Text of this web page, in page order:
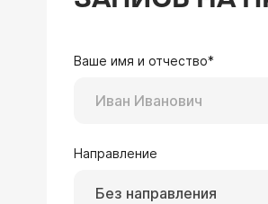
13.05.2016 Ольга, 27
Ваше имя и отчество*
Направление
Без направления